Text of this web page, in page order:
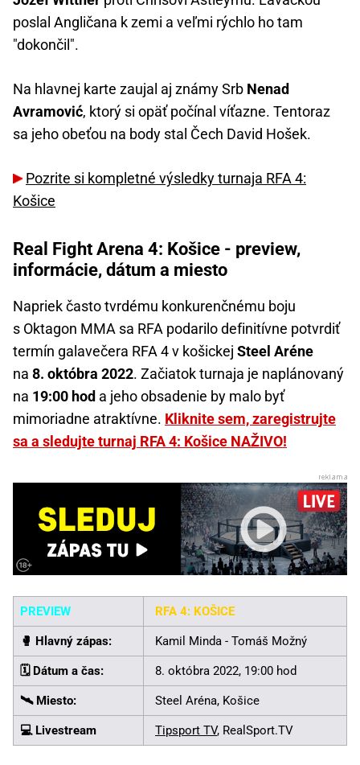
poslal Angličana k zemi a veľmi rýchlo ho tam
"dokončil".
Na hlavnej karte zaujal aj známy Srb Nenad
Avramović, ktorý si opäť počínal víťazne. Tentoraz
sa jeho obeťou na body stal Čech David Hošek.
Pozrite si kompletné výsledky turnaja RFA 4:
Košice
Real Fight Arena 4: Košice - preview,
informácie, dátum a miesto
Napriek často tvrdému konkurenčnému boju
s Oktagon MMA sa RFA podarilo definitívne potvrdiť
termín galavečera RFA 4 v košickej Steel Aréne
na 8. októbra 2022. Začiatok turnaja je naplánovaný
na 19:00 hod a jeho obsadenie by malo byť
mimoriadne atraktívne. Kliknite sem, zaregistrujte
sa a sledujte turnaj RFA 4: Košice NAŽIVO!
PREVIEW RFA 4: KOŠICE
🥊️ Hlavný zápas: Kamil Minda - Tomáš Možný
🗓️ Dátum a čas: 8. októbra 2022, 19:00 hod
🛰️ Miesto: Steel Aréna, Košice
💻 Livestream Tipsport TV, RealSport.TV